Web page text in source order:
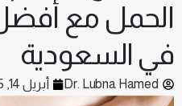
الحمل مع
في السعودية
Dr. Lubna Hamed أبريل 14, 2025